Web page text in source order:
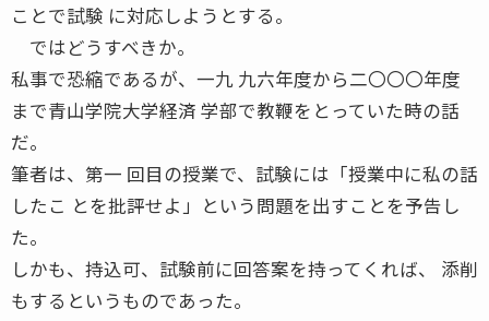
ことで試験 に対応しようとする。
ではどうすべきか。
私事で恐縮であるが、一九 九六年度から二〇〇〇年度
まで青山学院大学経済 学部で教鞭をとっていた時の話
だ。
筆者は、第一 回目の授業で、試験には「授業中に私の話
したこ とを批評せよ」という問題を出すことを予告し
た。
しかも、持込可、試験前に回答案を持ってくれば、 添削
もするというものであった。